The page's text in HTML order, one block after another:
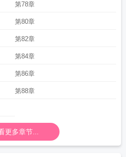
第78章
第80章
第82章
第84章
第86章
第88章
更多章节...